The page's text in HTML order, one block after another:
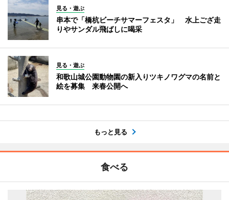
見る・遊ぶ
串本で「橋杭ビーチサマーフェスタ」 水上ござ走
りやサンダル飛ばしに喝采
見る・遊ぶ
和歌山城公園動物園の新入りツキノワグマの名前と
絵を募集 来春公開へ
もっと見る
食べる